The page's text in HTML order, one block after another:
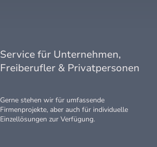
Service für Unternehmen,
Freiberufler & Privatpersonen
Gerne stehen wir für umfassende
Firmenprojekte, aber auch für individuelle
Einzellösungen zur Verfügung.